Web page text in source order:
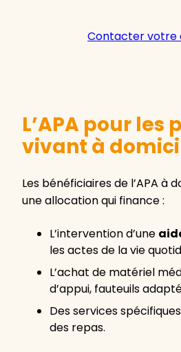
Contacter votre
L’APA pour les
vivant à
Les bénéficiaires de l’APA à
une allocation qui finance :
L’intervention d’une
les actes de la vie
L’achat de matériel
d’appui, fauteuils
Des services
des repas.